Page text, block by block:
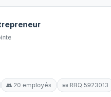
👥 20 employés 🪪 RBQ 5923013